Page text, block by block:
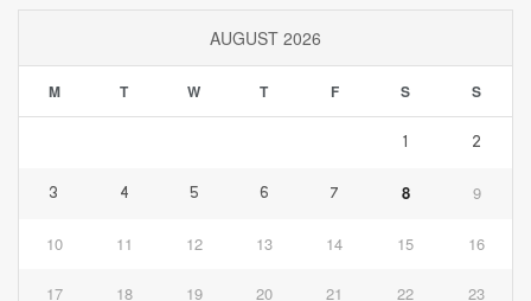
AUGUST 2026
M T W T F S S
1 2
3 4 5 6 7 8 9
10 11 12 13 14 15 16
17 18 19 20 21 22 23